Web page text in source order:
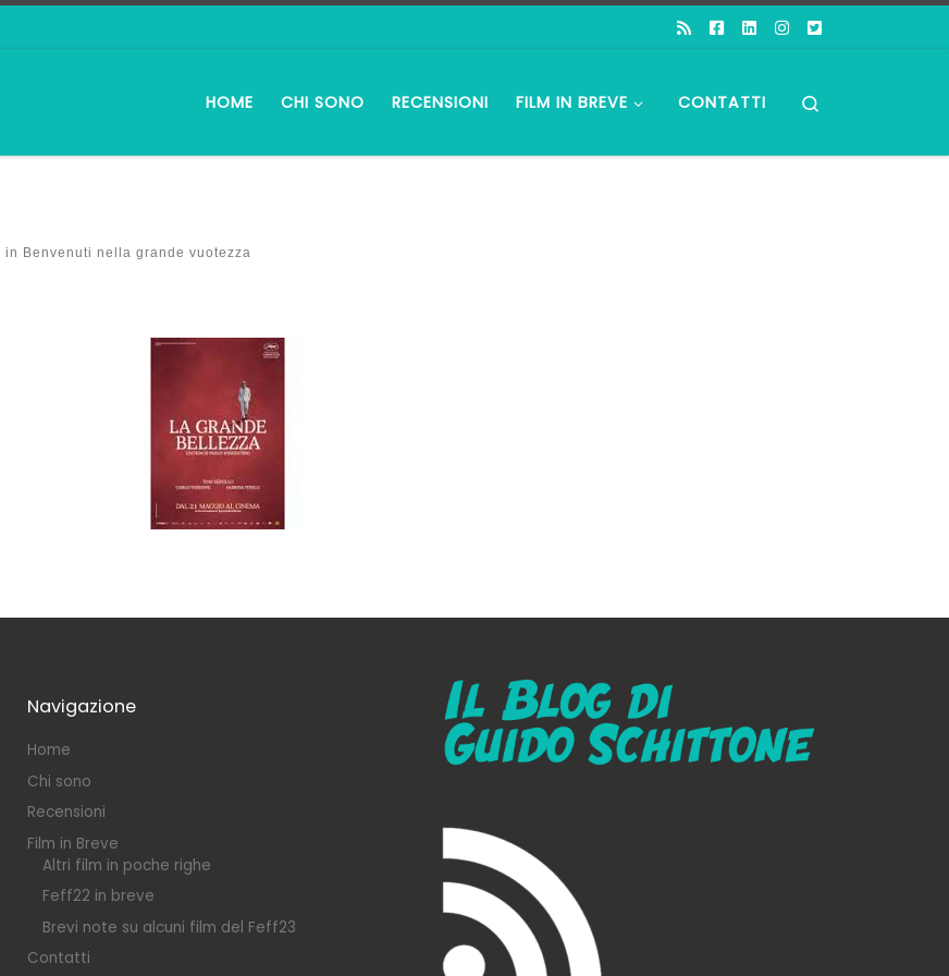
HOME CHI SONO RECENSIONI FILM IN BREVE CONTATTI
in Benvenuti nella grande vuotezza
Navigazione
Home
Chi sono
Recensioni
Film in Breve
Altri film in poche righe
Feff22 in breve
Brevi note su alcuni film del Feff23
Contatti